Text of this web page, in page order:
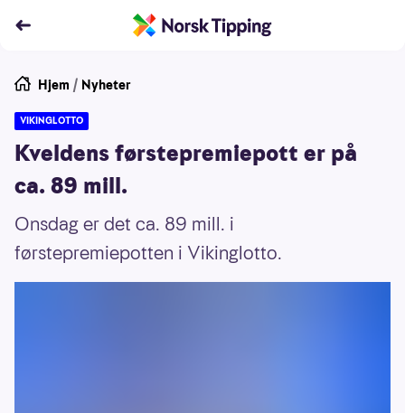
Hjem / Nyheter
VIKINGLOTTO
Kveldens førstepremiepott er på
ca. 89 mill.
Onsdag er det ca. 89 mill. i
førstepremiepotten i Vikinglotto.